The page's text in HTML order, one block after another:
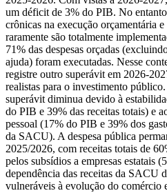
um déficit de 3% do PIB. No
crônicas na execução orçamentária e
raramente são totalmente
71% das despesas orçadas
ajuda) foram executadas. Nesse
registre outro superávit em 2026-
realistas para o investimento
superávit diminua devido à
do PIB e 39% das receitas totais) e
pessoal (17% do PIB e 39% dos
da SACU). A despesa pública
2025/2026, com receitas totais de
pelos subsídios a empresas estatais
dependência das receitas da SACU
vulneráveis à evolução do